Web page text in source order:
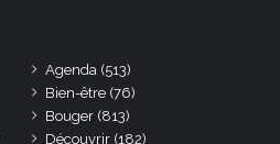
Agenda (513)
Bien-être (76)
Bouger (813)
Découvrir (182)